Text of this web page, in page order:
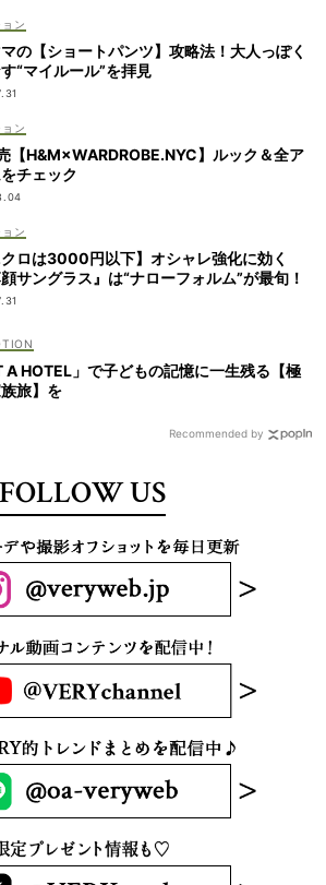
ン
の【ショートパンツ】攻略法！大人っぽく
“マイルール”を拝見
ン
【H&M×WARDROBE.NYC】ルック＆全ア
チェック
ン
クロは3000円以下】オシャレ強化に効く
顔サングラス』は“ナローフォルム”が最旬！
A HOTEL」で子どもの記憶に一生残る【極
族旅】を
Recommended by
FOLLOW US